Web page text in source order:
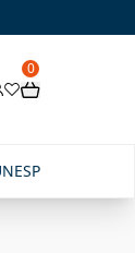
0